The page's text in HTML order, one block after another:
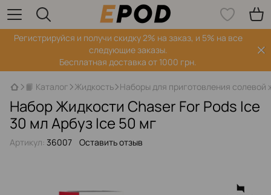
Регистрируйся‌ и получи скидку 2% на заказ, и 5% на все
следующие заказы.
Бесплатная доставка от 1000 грн.
📙 Каталог Жидкость Наборы для приготовления солевой
Набор Жидкости Chaser For Pods Ice
30 мл Арбуз Ice 50 мг
Артикул: 36007 Оставить отзыв